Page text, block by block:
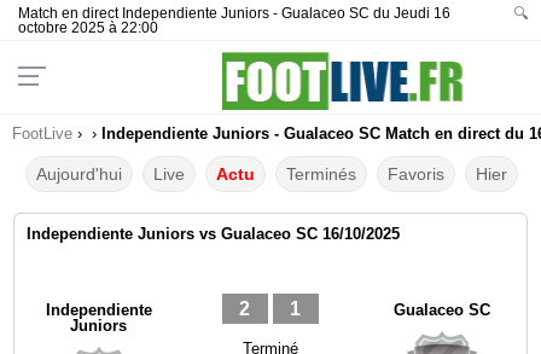
Match en direct Independiente Juniors - Gualaceo SC du Jeudi 16
octobre 2025 à 22:00
🔍
FootLive › › Independiente Juniors - Gualaceo SC Match en direct du
Aujourd'hui Live Actu Terminés Favoris Hier
Independiente Juniors vs Gualaceo SC 16/10/2025
Independiente
Juniors
2 1
Terminé
Gualaceo SC